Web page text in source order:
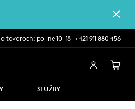
tovaroch: po–ne 10–18 +421 911 880 456
SLUŽBY